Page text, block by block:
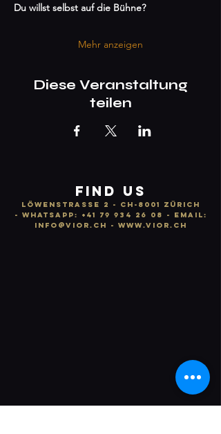
Du willst selbst auf die Bühne?
Mehr anzeigen
Diese Veranstaltung
teilen
FIND US
LÖWENSTRASSE 2 - CH-8001 ZÜRICH
- WhatsApp: +41 79 934 26 08
- email:
info @vior.ch - www.vior.ch